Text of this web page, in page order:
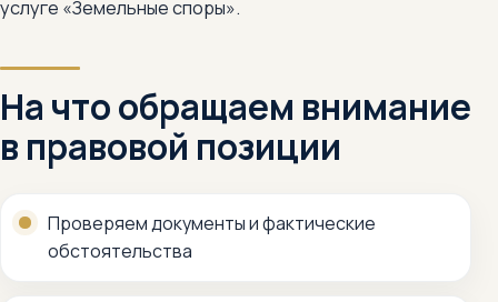
услуге «Земельные споры».
На что обращаем внимание
в правовой позиции
Проверяем документы и фактические
обстоятельства